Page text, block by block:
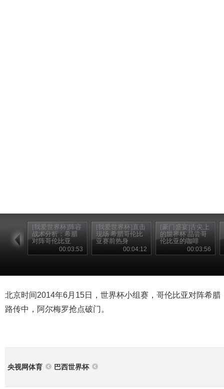
[我爱世界杯]阵容
战术分析：希腊
对阵哥伦比亚
00:03:53
[我爱世界杯]直击
现场 希腊哥伦比
亚赛前热身
00:04:12
[豪门盛宴]舌尖上
的世界杯 品尝哥
伦比亚的咖啡
00:03:56
北京时间2014年6月15日，世界杯小组赛，哥伦比亚对阵希
路传中，阿尔梅罗抢点破门。
央视网体育 巴西世界杯